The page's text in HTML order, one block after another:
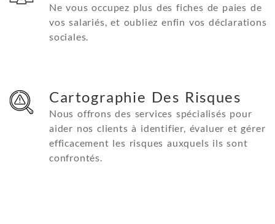
Ne vous occupez plus des fiches de paies de
vos salariés, et oubliez enfin vos déclarations
sociales.
Cartographie Des Risques
Nous offrons des services spécialisés pour
aider nos clients à identifier, évaluer et gérer
efficacement les risques auxquels ils sont
confrontés.